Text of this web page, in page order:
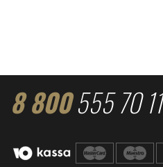
8 800555 70 11